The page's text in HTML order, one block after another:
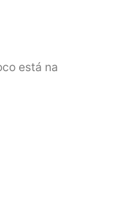
está na